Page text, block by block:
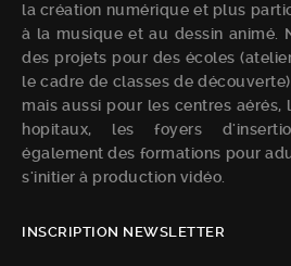
la création numérique et plus
à la musique et au dessin animé.
des projets pour des écoles
le cadre de classes de
mais aussi pour les centres aérés,
hopitaux, les foyers
également des formations pour
s'initier à production vidéo.
INSCRIPTION NEWSLETTER